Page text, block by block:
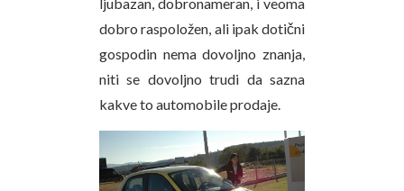
dobro raspoložen, ali ipak dotični
gospodin nema dovoljno znanja,
niti se dovoljno trudi da sazna
kakve to automobile prodaje.